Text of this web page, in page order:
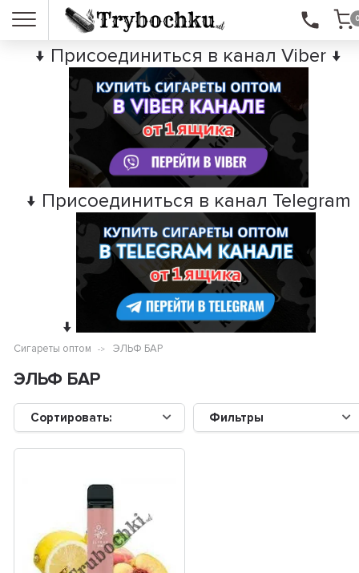
↓ Присоединиться в канал Viber ↓
↓ Присоединиться в канал Telegram
↓
Сигареты оптом ЭЛЬФ БАР
ЭЛЬФ БАР
Сортировать: Фильтры